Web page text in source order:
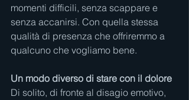
momenti difficili, senza scappare e
senza accanirsi. Con quella stessa
qualità di presenza che offriremmo a
qualcuno che vogliamo bene.
Un modo diverso di stare con il dolore
Di solito, di fronte al disagio emotivo,